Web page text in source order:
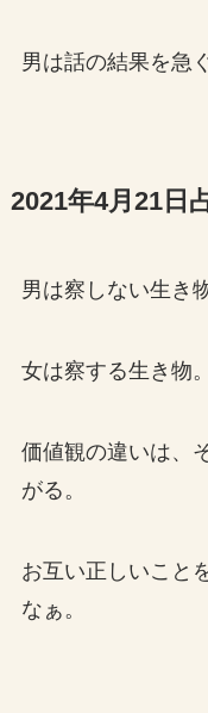
男は話の結果を急ぐ
2021年4月21日
男は察しない生き物
女は察する生き物。
価値観の違いは、
がる。
お互い正しいこと
なぁ。